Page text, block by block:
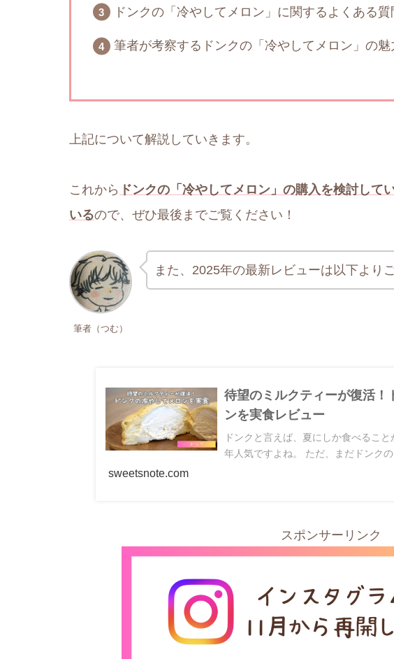
ドンクの「冷やしてメロン」に関するよくある質
筆者が考察するドンクの「冷やしてメロン」の魅
上記について解説していきます。
これから ドンクの「冷やしてメロン」の購入を検討して
いるので、ぜひ最後までご覧ください！
筆者（つむ）
また、2025年の最新レビューは以下より
待望のミルクティーが復活
ンを実食レビュー
ドンクと言えば、夏にしか食べるこ
年人気ですよね。 ただ、まだ
sweetsnote.com
スポンサーリンク